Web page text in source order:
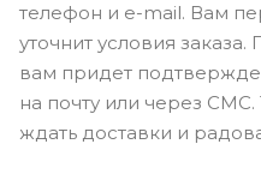
телефон и e-mail. Вам
уточнит условия
вам придет
на почту или через СМС.
ждать доставки и